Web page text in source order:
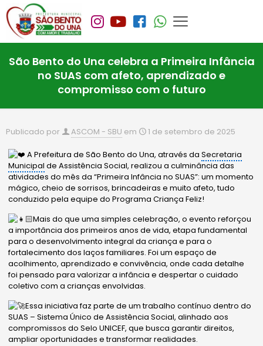
São Bento do Una celebra a Primeira Infância
no SUAS com afeto, aprendizado e
compromisso com o futuro
Publicado por ASCOM - SBU em 1 de setembro de 2025
A Prefeitura de São Bento do Una, através daSecretaria
Municipal de Assistência Social, realizou a culminância das
atividades do mês da “Primeira Infância no SUAS”:um momento
mágico, cheio de sorrisos, brincadeiras e muito afeto, tudo
conduzido pela equipe do Programa Criança Feliz!
Mais do que uma simples celebração, o evento reforçou
a importância dos primeiros anos de vida, etapa fundamental
para o desenvolvimento integral da criança e para o
fortalecimento dos laços familiares. Foi um espaço de
acolhimento, aprendizado e convivência, onde cada detalhe
foi pensado para valorizar a infância e despertar o cuidado
coletivo com a crianças envolvidas.
Essa iniciativa faz parte de um trabalho contínuo dentro do
SUAS – Sistema Único de Assistência Social, alinhado aos
compromissos do Selo UNICEF, que busca garantir direitos,
ampliar oportunidades e transformar realidades.